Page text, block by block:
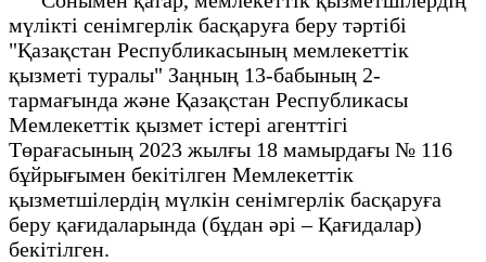
мүлікті сенімгерлік басқаруға беру тәртібі
"Қазақстан Республикасының мемлекеттік
қызметі туралы" Заңның 13-бабының 2-
тармағында және Қазақстан Республикасы
Мемлекеттік қызмет істері агенттігі
Төрағасының 2023 жылғы 18 мамырдағы № 116
бұйрығымен бекітілген Мемлекеттік
қызметшілердің мүлкін сенімгерлік басқаруға
беру қағидаларында (бұдан әрі – Қағидалар)
бекітілген.